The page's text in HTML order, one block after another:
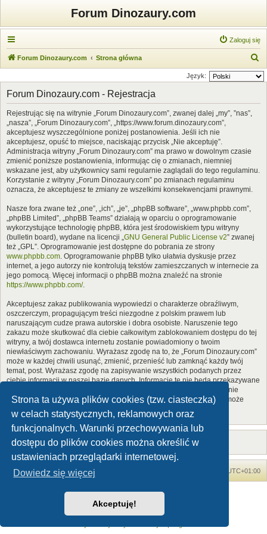
Strona ta używa plików cookies (tzw. ciasteczka)
w celach statystycznych, reklamowych oraz
funkcjonalnych. Warunki przechowywania lub
dostępu do plików cookies można określić w
ustawieniach przeglądarki internetowej.
Dowiedz się więcej
Akceptuję!
Forum Dinozaury.com
Zaloguj się
Forum Dinozaury.com Strona główna
z
Język:
Forum Dinozaury.com - Rejestracja
Rejestrując się na witrynie „Forum Dinozaury.com”, zwanej dalej „my”, ”nas”,
„nasza”, „Forum Dinozaury.com”, „https://www.forum.dinozaury.com”,
akceptujesz wyszczególnione poniżej postanowienia. Jeśli ich nie
akceptujesz, opuść to miejsce, naciskając przycisk „Nie akceptuję”.
Administracja witryny „Forum Dinozaury.com” ma prawo w dowolnym czasie
zmienić poniższe postanowienia, informując cię o zmianach, niemniej
wskazane jest, aby użytkownicy sami regularnie zaglądali do tego regulaminu.
Korzystanie z witryny „Forum Dinozaury.com” po zmianach regulaminu
oznacza, że akceptujesz te zmiany ze wszelkimi konsekwencjami prawnymi.
Nasze fora zwane też „one”, „ich”, „je”, „phpBB software”, „www.phpbb.com”,
„phpBB Limited”, „phpBB Teams” działają w oparciu o oprogramowanie
wykorzystujące technologię phpBB, która jest środowiskiem typu witryny
(bulletin board), wydane na licencji „GNU General Public License v2” zwanej
też „GPL”. Oprogramowanie jest dostępne do pobrania ze strony
www.phpbb.com. Oprogramowanie phpBB tylko ułatwia dyskusje przez
internet, a jego autorzy nie kontrolują tekstów zamieszczanych w internecie za
jego pomocą. Więcej informacji o phpBB można znaleźć na stronie
https://www.phpbb.com/.
Akceptujesz zakaz publikowania wypowiedzi o charakterze obraźliwym,
oszczerczym, propagującym treści niezgodne z polskim prawem lub
naruszającym cudze prawa autorskie i dobra osobiste. Naruszenie tego
zakazu może skutkować dla ciebie całkowitym zablokowaniem dostępu do tej
witryny, a twój dostawca internetu zostanie powiadomiony o twoim
niewłaściwym zachowaniu. Wyrażasz zgodę na to, że „Forum Dinozaury.com”
może w każdej chwili usunąć, zmienić, przenieść lub zamknąć każdy twój
temat, post. Wyrażasz zgodę na zapisywanie wszystkich podanych przez
ciebie informacji w naszej bazie danych. Informacje te nie będą przekazywane
nikomu bez twojej zgody, ale ani „Forum Dinozaury.com”, ani phpBB nie
ponosi odpowiedzialności za włamania do witryny, podczas których może
dojść do kradzieży danych.
Forum Dinozaury.com UTC+01:00
Dinozaury.com© 2006-2020
Technologię dostarczaphpBB® Forum Software © phpBB Limited
Polski pakiet językowy dostarcza